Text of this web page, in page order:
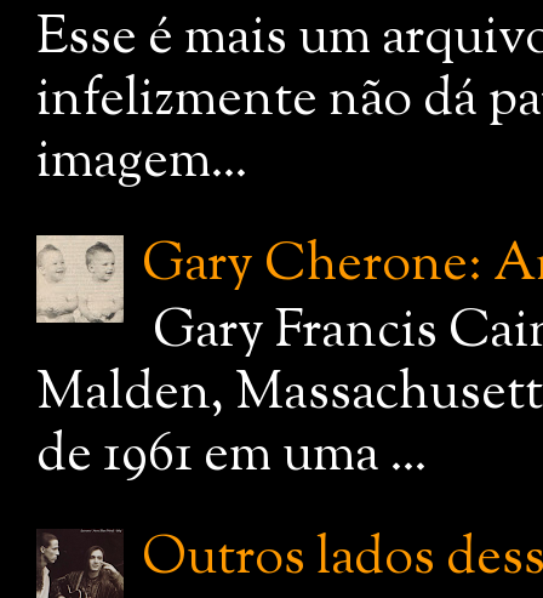
Esse é mais um
infelizmente não dá
imagem...
Gary Cherone:
Gary Francis
Malden,
de 1961 em uma ...
Outros lados